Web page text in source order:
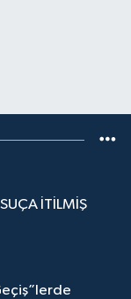
İTİLMİŞ